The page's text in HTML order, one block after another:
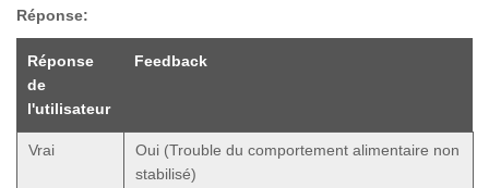
Réponse:
Réponse
de
l'utilisateur
Feedback
Vrai
Oui (Trouble du comportement alimentaire non
stabilisé)